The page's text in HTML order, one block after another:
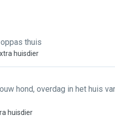
thuis
huisdier
hond, overdag in het huis
huisdier